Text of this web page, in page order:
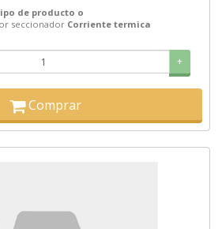
de producto o
seccionador Corriente termica
+
Comprar